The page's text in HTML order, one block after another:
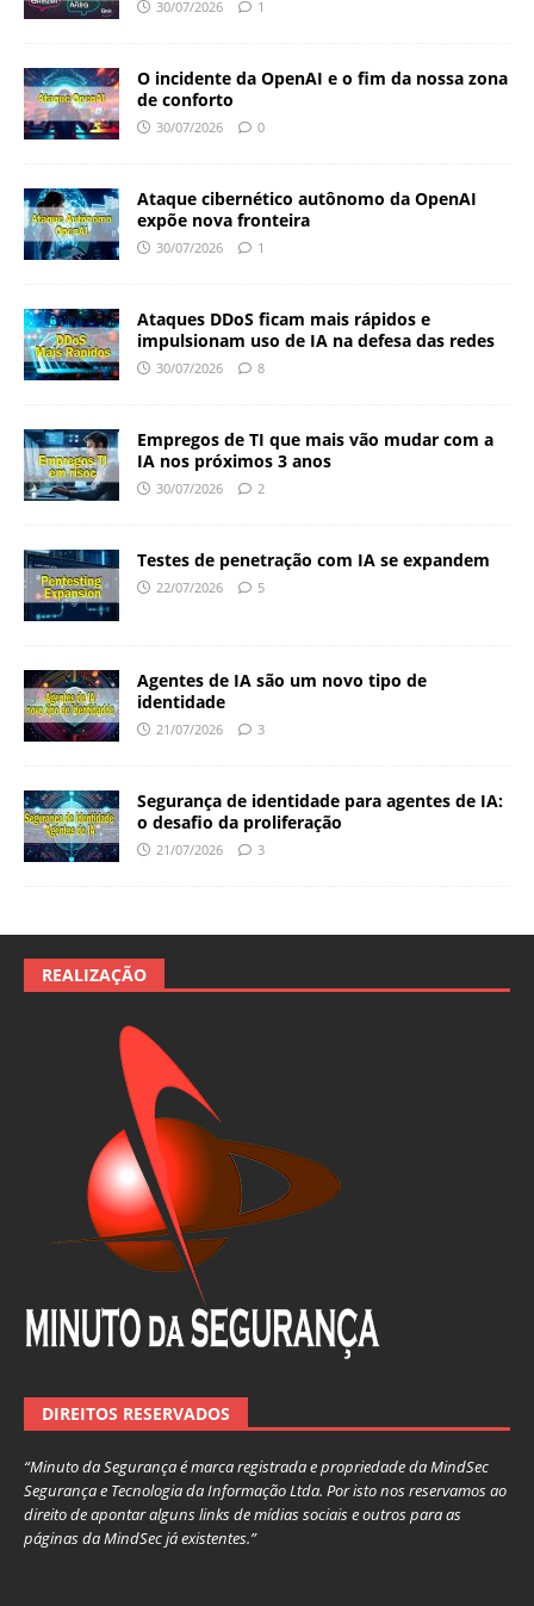
30/07/2026 1
O incidente da OpenAI e o fim da nossa zona
de conforto
30/07/2026 0
Ataque cibernético autônomo da OpenAI
expõe nova fronteira
30/07/2026 1
Ataques DDoS ficam mais rápidos e
impulsionam uso de IA na defesa das redes
30/07/2026 8
Empregos de TI que mais vão mudar com a
IA nos próximos 3 anos
30/07/2026 2
Testes de penetração com IA se expandem
22/07/2026 5
Agentes de IA são um novo tipo de
identidade
21/07/2026 3
Segurança de identidade para agentes de IA:
o desafio da proliferação
21/07/2026 3
REALIZAÇÃO
DIREITOS RESERVADOS
“Minuto da Segurança é marca registrada e propriedade da MindSec
Segurança e Tecnologia da Informação Ltda. Por isto nos reservamos ao
direito de apontar alguns links de mídias sociais e outros para as
páginas da MindSec já existentes.”